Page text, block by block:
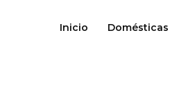
Inicio Domésticas